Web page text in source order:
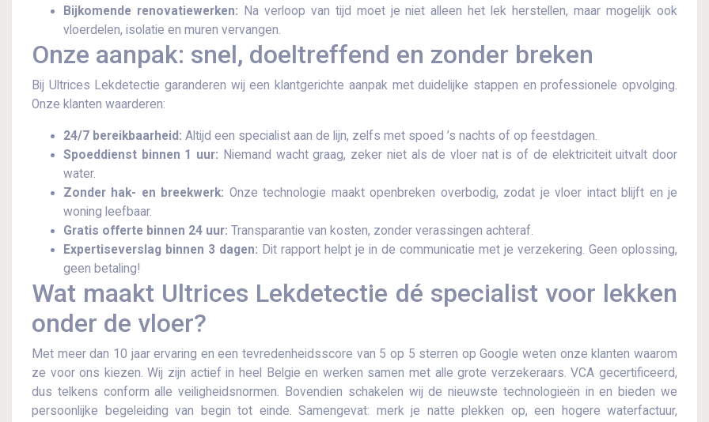
Bijkomende renovatiewerken: Na verloop van tijd moet je niet alleen het lek herstellen, maar mogelijk ook
vloerdelen, isolatie en muren vervangen.​
Onze aanpak: snel, doeltreffend en zonder breken
Bij Ultrices Lekdetectie garanderen wij een klantgerichte aanpak met duidelijke stappen en professionele opvolging.​
Onze klanten waarderen:
24/7 bereikbaarheid: Altijd een specialist aan de lijn, zelfs met spoed ’s nachts of op feestdagen.​
Spoeddienst binnen 1 uur: Niemand wacht graag, zeker niet als de vloer nat is of de elektriciteit uitvalt door
water.​
Zonder hak- en breekwerk: Onze technologie maakt openbreken overbodig, zodat je vloer intact blijft en je
woning leefbaar.​
Gratis offerte binnen 24 uur: Transparantie van kosten, zonder verassingen achteraf.​
Expertiseverslag binnen 3 dagen: Dit rapport helpt je in de communicatie met je verzekering.​ Geen oplossing,
geen betaling!
Wat maakt Ultrices Lekdetectie dé specialist voor lekken
onder de vloer?
Met meer dan 10 jaar ervaring en een tevredenheidsscore van 5 op 5 sterren op Google weten onze klanten waarom
ze voor ons kiezen.​ Wij zijn actief in heel Belgie en werken samen met alle grote verzekeraars.​ VCA gecertificeerd,
dus telkens conform alle veiligheidsnormen.​ Bovendien schakelen wij de nieuwste technologieën in en bieden we
persoonlijke begeleiding van begin tot einde.​ Samengevat: merk je natte plekken op, een hogere waterfactuur,